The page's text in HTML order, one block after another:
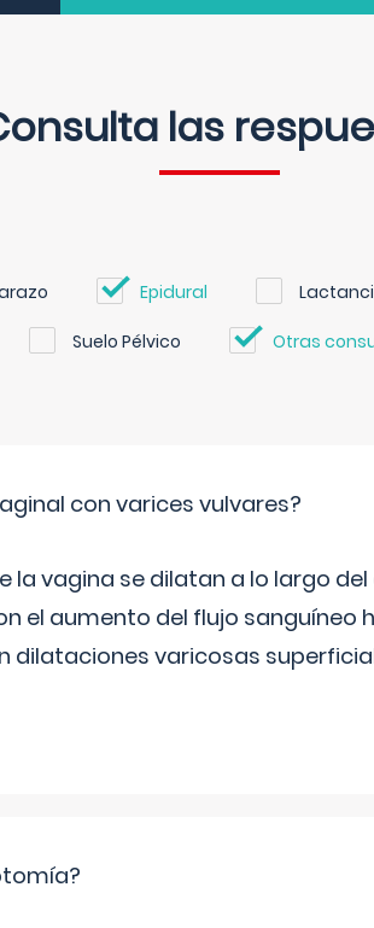
las
Epidural
Suelo Pélvico Otras
con varices vulvares?
la vagina se dilatan a lo largo
el aumento del flujo sanguíneo
dilataciones varicosas